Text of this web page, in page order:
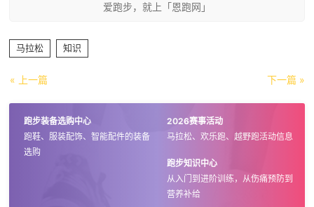
爱跑步，就上「恩跑网」
马拉松 知识
« 上一篇 下一篇 »
跑步装备选购中心
跑鞋、服装配饰、智能配件的装备
选购
2026赛事活动
马拉松、欢乐跑、越野跑活动信息
跑步知识中心
从入门到进阶训练，从伤痛预防到
营养补给